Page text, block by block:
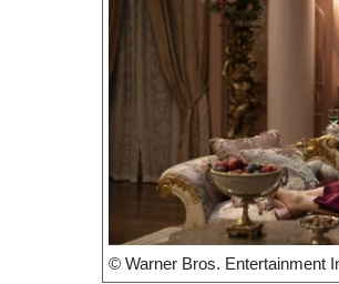
© Warner Bros. Entertainment